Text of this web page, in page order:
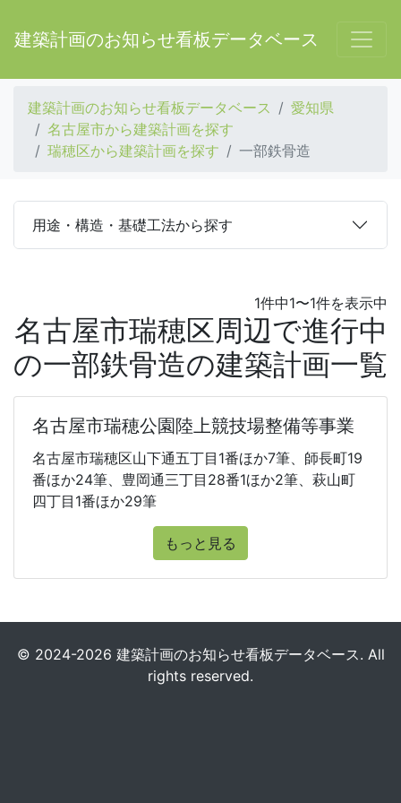
建築計画のお知らせ看板データベース
建築計画のお知らせ看板データベース
愛知県
名古屋市から建築計画を探す
瑞穂区から建築計画を探す
一部鉄骨造
用途・構造・基礎工法から探す
1件中1〜1件を表示中
名古屋市瑞穂区周辺で進行中
の一部鉄骨造の建築計画一覧
名古屋市瑞穂公園陸上競技場整備等事業
名古屋市瑞穂区山下通五丁目1番ほか7筆、師長町19
番ほか24筆、豊岡通三丁目28番1ほか2筆、萩山町
四丁目1番ほか29筆
もっと見る
© 2024-2026 建築計画のお知らせ看板データベース. All
rights reserved.